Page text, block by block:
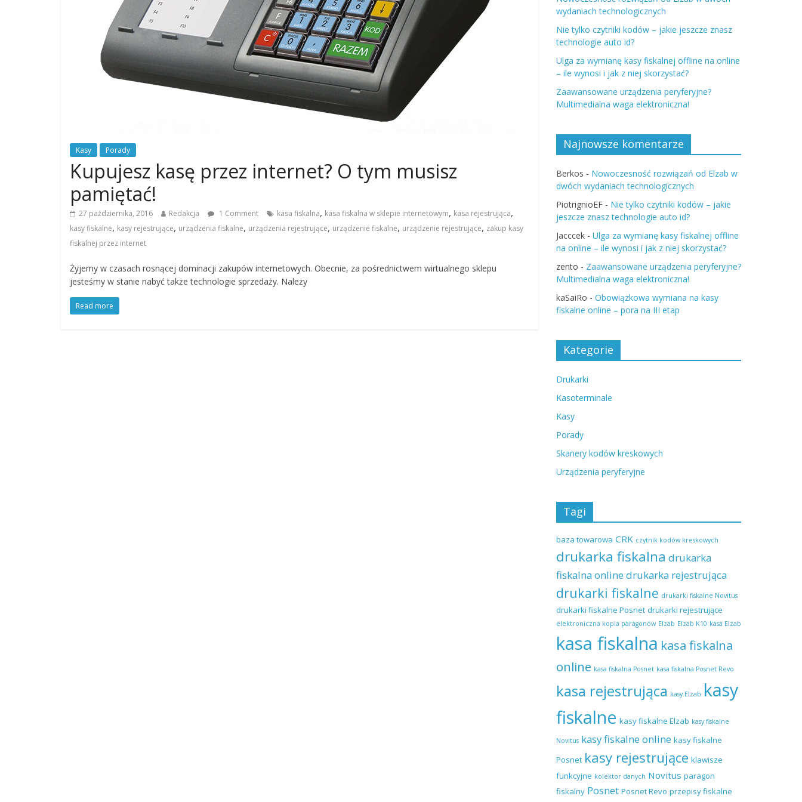
Kasy Porady
Kupujesz kasę przez internet? O tym musisz
pamiętać!
27 października, 2016 Redakcja 1 Comment kasa fiskalna, kasa fiskalna w sklepie internetowym, kasa rejestrująca,
kasy fiskalne, kasy rejestrujące, urządzenia fiskalne, urządzenia rejestrujące, urządzenie fiskalne, urządzenie rejestrujące, zakup kasy
fiskalnej przez internet
Żyjemy w czasach rosnącej dominacji zakupów internetowych. Obecnie, za pośrednictwem wirtualnego sklepu
jesteśmy w stanie nabyć także technologie sprzedaży. Należy
Read more
wydaniach technologicznych
Nie tylko czytniki kodów – jakie jeszcze znasz
technologie auto id?
Ulga za wymianę kasy fiskalnej offline na online
– ile wynosi i jak z niej skorzystać?
Zaawansowane urządzenia peryferyjne?
Multimedialna waga elektroniczna!
Najnowsze komentarze
Berkos - Nowoczesność rozwiązań od Elzab w
dwóch wydaniach technologicznych
PiotrignioEF - Nie tylko czytniki kodów – jakie
jeszcze znasz technologie auto id?
Jacccek - Ulga za wymianę kasy fiskalnej offline
na online – ile wynosi i jak z niej skorzystać?
zento - Zaawansowane urządzenia peryferyjne?
Multimedialna waga elektroniczna!
kaSaiRo - Obowiązkowa wymiana na kasy
fiskalne online – pora na III etap
Kategorie
Drukarki
Kasoterminale
Kasy
Porady
Skanery kodów kreskowych
Urządzenia peryferyjne
Tagi
baza towarowa CRK czytnik kodów kreskowych
drukarka fiskalna drukarka
fiskalna online drukarka rejestrująca
drukarki fiskalne drukarki fiskalne Novitus
drukarki fiskalne Posnet drukarki rejestrujące
elektroniczna kopia paragonów Elzab Elzab K10 kasa Elzab
kasa fiskalna kasa fiskalna
online kasa fiskalna Posnet kasa fiskalna Posnet Revo
kasa rejestrująca kasy Elzab kasy
fiskalne kasy fiskalne Elzab kasy fiskalne
Novitus kasy fiskalne online kasy fiskalne
Posnet kasy rejestrujące klawisze
funkcyjne kolektor danych Novitus paragon
fiskalny Posnet Posnet Revo przepisy fiskalne